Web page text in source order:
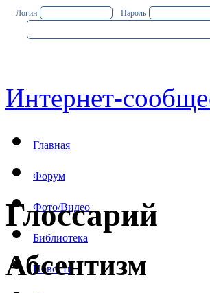
Логин Пароль
Интернет-
Главная
Форум
Фото/Видео
Библиотека
Новости
Глоссарий
Абсентизм